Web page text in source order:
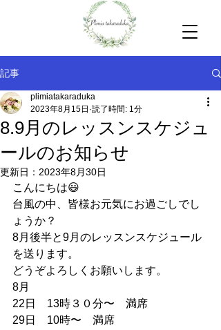
記事
8.9月のレッスンスケジュ
ールのお知らせ
plimiatakaraduka
2023年8月15日 読了時間: 1分
更新日： 2023年8月30日
こんにちは😃
台風の中、皆様お元気にお過ごしでし
ょうか？
8月後半と9月のレッスンスケジュール
を送ります。
どうぞよろしくお願いします。
8月
22日　13時３０分〜　満席
29日　10時〜　満席